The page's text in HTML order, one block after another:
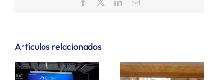
Facebook LinkedInCorreo
Artículos relacionados